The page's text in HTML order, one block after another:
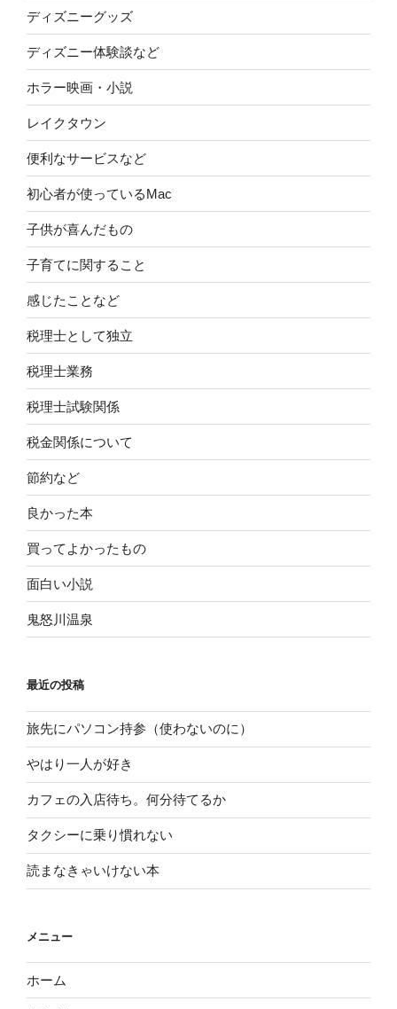
ディズニーグッズ
ディズニー体験談など
ホラー映画・小説
レイクタウン
便利なサービスなど
初心者が使っているMac
子供が喜んだもの
子育てに関すること
感じたことなど
税理士として独立
税理士業務
税理士試験関係
税金関係について
節約など
良かった本
買ってよかったもの
面白い小説
鬼怒川温泉
最近の投稿
旅先にパソコン持参（使わないのに）
やはり一人が好き
カフェの入店待ち。何分待てるか
タクシーに乗り慣れない
読まなきゃいけない本
メニュー
ホーム